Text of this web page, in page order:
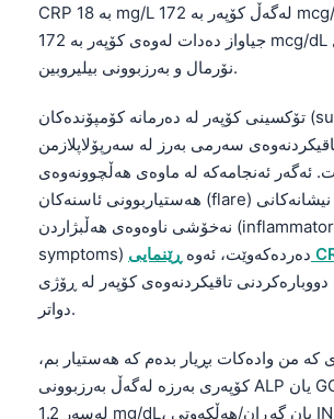
CRP بە 18 mg/L لەگەڵ کۆپەر بە 172 mcg/dL ڕووناکی
جیاواز دەدات لەوەی کۆپەر بە 172 mcg/dL لەگەڵ CRP
نۆرمال و بەرزبوونی بیلیروبین.
تۆکسینی کۆپەر لە دەرمانە کۆمپۆندەکان (supplements) زۆر
سەرمی بەرز لە سەرپۆلاپلازمن
ئەگەر ئەنجامەکە لە ماوەی هەڵچوونەوەی
هەستیاربوونی ئاسنەکان (flare) یان نەخۆشی یان نیشانەکانی
نەخۆشی ناوەوەی هەڵبژاردن (inflammatory bowel
symptoms) دەردەکەوێت، ئەوە
تاقیکردنەوەی کۆپەر لە ڕۆژی
دواتر.
کە من وادەکات بڕیار بدەم کە هەستیار بم،
کۆپەری بەرزە لەگەڵ بەرزبوونی ALP یان GGT، بیلیروبین
لەسەر 1.2 mg/dL، یان گەڕان/هەڵکەوتی INR لەسەر 1.2